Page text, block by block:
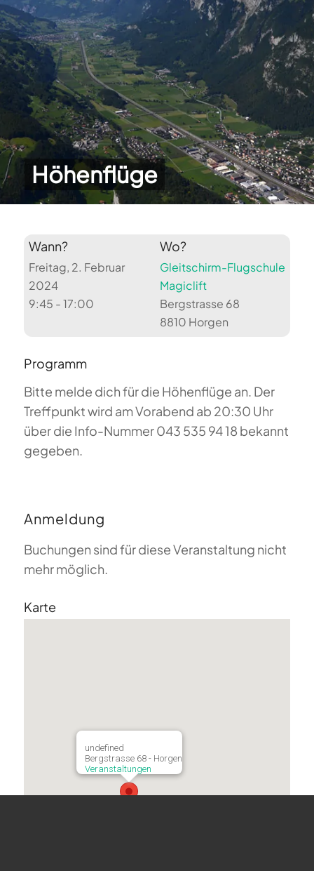
Höhenflüge
Wann?
Freitag, 2. Februar
2024
9:45 - 17:00
Wo?
Gleitschirm-Flugschule
Magiclift
Bergstrasse 68
8810 Horgen
Programm
Bitte melde dich für die Höhenflüge an. Der
Treffpunkt wird am Vorabend ab 20:30 Uhr
über die Info-Nummer 043 535 94 18 bekannt
gegeben.
Anmeldung
Buchungen sind für diese Veranstaltung nicht
mehr möglich.
Karte
undefined
Bergstrasse 68 - Horgen
Veranstaltungen